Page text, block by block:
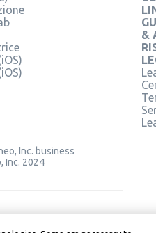
&
Inc. business
Inc. 2024